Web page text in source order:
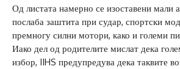
Од листата намерно се изоставени мали
послаба заштита при судар, спортски
премногу силни мотори, како и големи
Иако дел од родителите мислат дека
избор, IIHS предупредува дека таквите